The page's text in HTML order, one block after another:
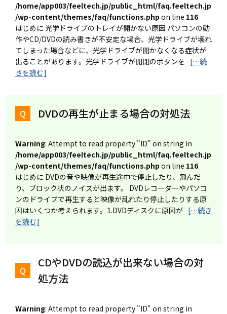
/home/app003/feeltech.jp/public_html/faq.feeltech.jp
/wp-content/themes/faq/functions.php on line 116
はじめに 光学ドライブのトレイが開かない原因 パソコンの動
作やCD/DVDの読み書きが不安定な場合、光学ドライブが壊れ
てしまった場合などに、光学ドライブが開かなくなる症状が
出ることがあります。光学ドライブが開閉のボタンを […続
きを読む]
DVDの再生が止まる場合の対処法
Warning: Attempt to read property "ID" on string in
/home/app003/feeltech.jp/public_html/faq.feeltech.jp
/wp-content/themes/faq/functions.php on line 116
はじめに DVDの音や映像が再生途中で停止したり、飛んだ
り、ブロック状のノイズが出ます。 DVDレコーダーやパソコ
ンのドライブで再生すると映像が乱れたり停止したりする原
因はいくつか考えられます。1.DVDディスクに原因が […続き
を読む]
CDやDVDの読込が出来ない場合の対
処方法
Warning: Attempt to read property "ID" on string in